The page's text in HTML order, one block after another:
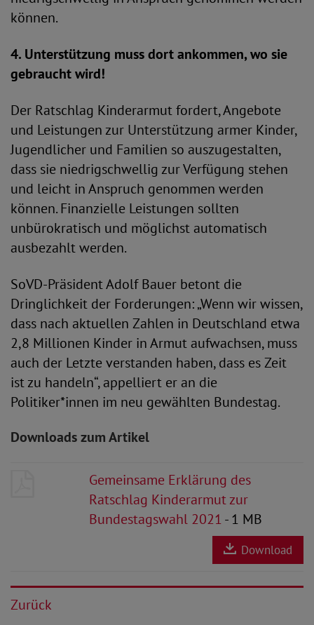
können.
4. Unterstützung muss dort ankommen, wo sie
gebraucht wird!
Der Ratschlag Kinderarmut fordert, Angebote
und Leistungen zur Unterstützung armer Kinder,
Jugendlicher und Familien so auszugestalten,
dass sie niedrigschwellig zur Verfügung stehen
und leicht in Anspruch genommen werden
können. Finanzielle Leistungen sollten
unbürokratisch und möglichst automatisch
ausbezahlt werden.
SoVD-Präsident Adolf Bauer betont die
Dringlichkeit der Forderungen: „Wenn wir wissen,
dass nach aktuellen Zahlen in Deutschland etwa
2,8 Millionen Kinder in Armut aufwachsen, muss
auch der Letzte verstanden haben, dass es Zeit
ist zu handeln“, appelliert er an die
Politiker*innen im neu gewählten Bundestag.
Downloads zum Artikel
Gemeinsame Erklärung des
Ratschlag Kinderarmut zur
Bundestagswahl 2021- 1 MB
Download
Zurück